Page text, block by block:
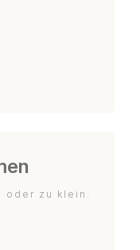
oder zu klein.